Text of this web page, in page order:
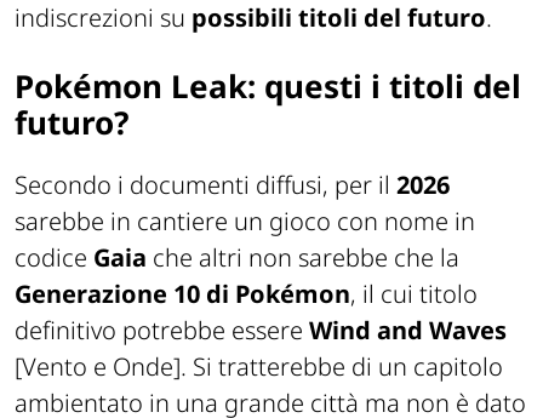
indiscrezioni su possibili titoli del futuro.
Pokémon Leak: questi i titoli del
futuro?
Secondo i documenti diffusi, per il 2026
sarebbe in cantiere un gioco con nome in
codice Gaia che altri non sarebbe che la
Generazione 10 di Pokémon, il cui titolo
definitivo potrebbe essere Wind and Waves
[Vento e Onde]. Si tratterebbe di un capitolo
ambientato in una grande città ma non è dato